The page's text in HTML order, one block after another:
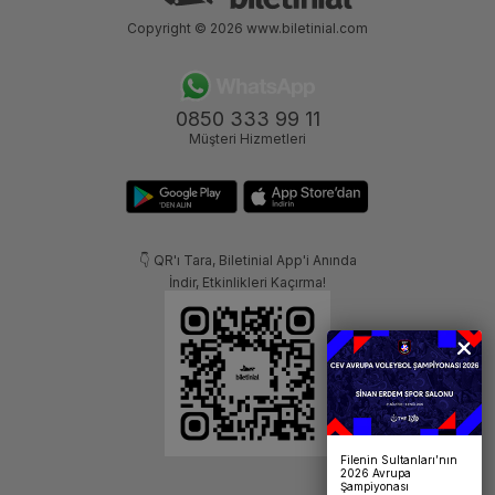
0850 333 99 11
Müşteri Hizmetleri
👇 QR'ı Tara, Biletinial App'i Anında
İndir, Etkinlikleri Kaçırma!
Copyright © 2026 www.biletinial.com
Filenin Sultanları’nın
2026 Avrupa
Şampiyonası